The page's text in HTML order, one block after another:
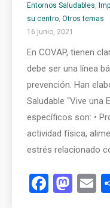
Entornos Saludables
su centro Otros temas
16 junio, 2021
En COVAP, tienen
debe ser una línea
prevención. Han
Saludable “Vive una
específicos son: •
actividad física,
estrés relacionado